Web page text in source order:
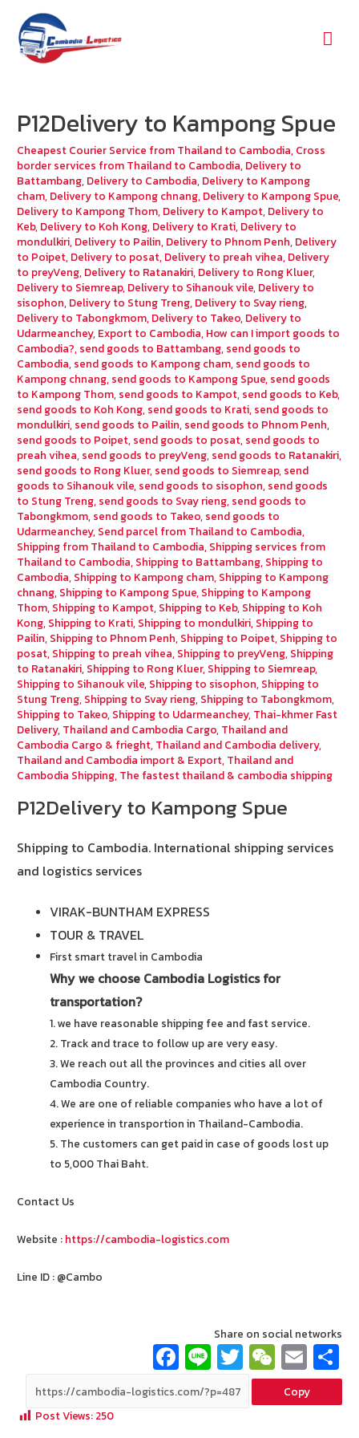
P12Delivery to Kampong Spue
Cheapest Courier Service from Thailand to Cambodia, Cross
border services from Thailand to Cambodia, Delivery to
Battambang, Delivery to Cambodia, Delivery to Kampong
cham, Delivery to Kampong chnang, Delivery to Kampong Spue,
Delivery to Kampong Thom, Delivery to Kampot, Delivery to
Keb, Delivery to Koh Kong, Delivery to Krati, Delivery to
mondulkiri, Delivery to Pailin, Delivery to Phnom Penh, Delivery
to Poipet, Delivery to posat, Delivery to preah vihea, Delivery
to preyVeng, Delivery to Ratanakiri, Delivery to Rong Kluer,
Delivery to Siemreap, Delivery to Sihanouk vile, Delivery to
sisophon, Delivery to Stung Treng, Delivery to Svay rieng,
Delivery to Tabongkmom, Delivery to Takeo, Delivery to
Udarmeanchey, Export to Cambodia, How can I import goods to
Cambodia?, send goods to Battambang, send goods to
Cambodia, send goods to Kampong cham, send goods to
Kampong chnang, send goods to Kampong Spue, send goods
to Kampong Thom, send goods to Kampot, send goods to Keb,
send goods to Koh Kong, send goods to Krati, send goods to
mondulkiri, send goods to Pailin, send goods to Phnom Penh,
send goods to Poipet, send goods to posat, send goods to
preah vihea, send goods to preyVeng, send goods to Ratanakiri,
send goods to Rong Kluer, send goods to Siemreap, send
goods to Sihanouk vile, send goods to sisophon, send goods
to Stung Treng, send goods to Svay rieng, send goods to
Tabongkmom, send goods to Takeo, send goods to
Udarmeanchey, Send parcel from Thailand to Cambodia,
Shipping from Thailand to Cambodia, Shipping services from
Thailand to Cambodia, Shipping to Battambang, Shipping to
Cambodia, Shipping to Kampong cham, Shipping to Kampong
chnang, Shipping to Kampong Spue, Shipping to Kampong
Thom, Shipping to Kampot, Shipping to Keb, Shipping to Koh
Kong, Shipping to Krati, Shipping to mondulkiri, Shipping to
Pailin, Shipping to Phnom Penh, Shipping to Poipet, Shipping to
posat, Shipping to preah vihea, Shipping to preyVeng, Shipping
to Ratanakiri, Shipping to Rong Kluer, Shipping to Siemreap,
Shipping to Sihanouk vile, Shipping to sisophon, Shipping to
Stung Treng, Shipping to Svay rieng, Shipping to Tabongkmom,
Shipping to Takeo, Shipping to Udarmeanchey, Thai-khmer Fast
Delivery, Thailand and Cambodia Cargo, Thailand and
Cambodia Cargo & frieght, Thailand and Cambodia delivery,
Thailand and Cambodia import & Export, Thailand and
Cambodia Shipping, The fastest thailand & cambodia shipping
P12Delivery to Kampong Spue
Shipping to Cambodia. International shipping services
and logistics services
VIRAK-BUNTHAM EXPRESS
TOUR & TRAVEL
First smart travel in Cambodia
Why we choose Cambodia Logistics for
transportation?
1. we have reasonable shipping fee and fast service.
2. Track and trace to follow up are very easy.
3. We reach out all the provinces and cities all over
Cambodia Country.
4. We are one of reliable companies who have a lot of
experience in transportion in Thailand-Cambodia.
5. The customers can get paid in case of goods lost up
to 5,000 Thai Baht.
Contact Us
Website : https://cambodia-logistics.com
Line ID : @Cambo
Share on social networks
Fa
ce
b
Li
n
e
T
wi
tt
W
e
C
E
m
ai
Copy
Post Views: 250